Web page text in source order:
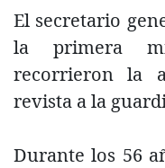
El secretario
la primera
recorrieron la
revista a la
Durante los 56